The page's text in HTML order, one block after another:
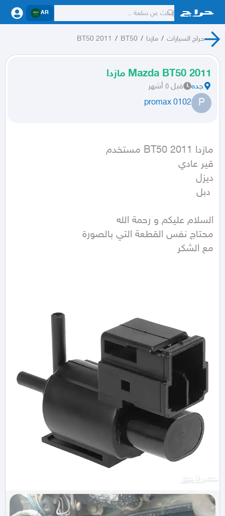
AR
حراج السيارات / مازدا /
BT50
/
BT50 2011
Mazda BT50 2011 مازدا
جده قبل ٥ أشهر
P
promax 0102
دبل
مع الشكر